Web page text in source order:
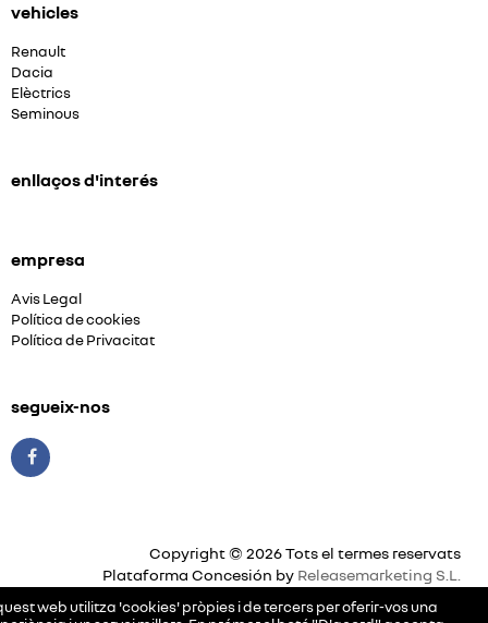
web utilitza 'cookies' pròpies i de tercers per oferir-vos una
vehicles
Renault
Dacia
Elèctrics
Seminous
enllaços d'interés
empresa
Avis Legal
Política de cookies
Política de Privacitat
segueix-nos
Copyright © 2026 Tots el termes reservats
Plataforma Concesión by Releasemarketing S.L.